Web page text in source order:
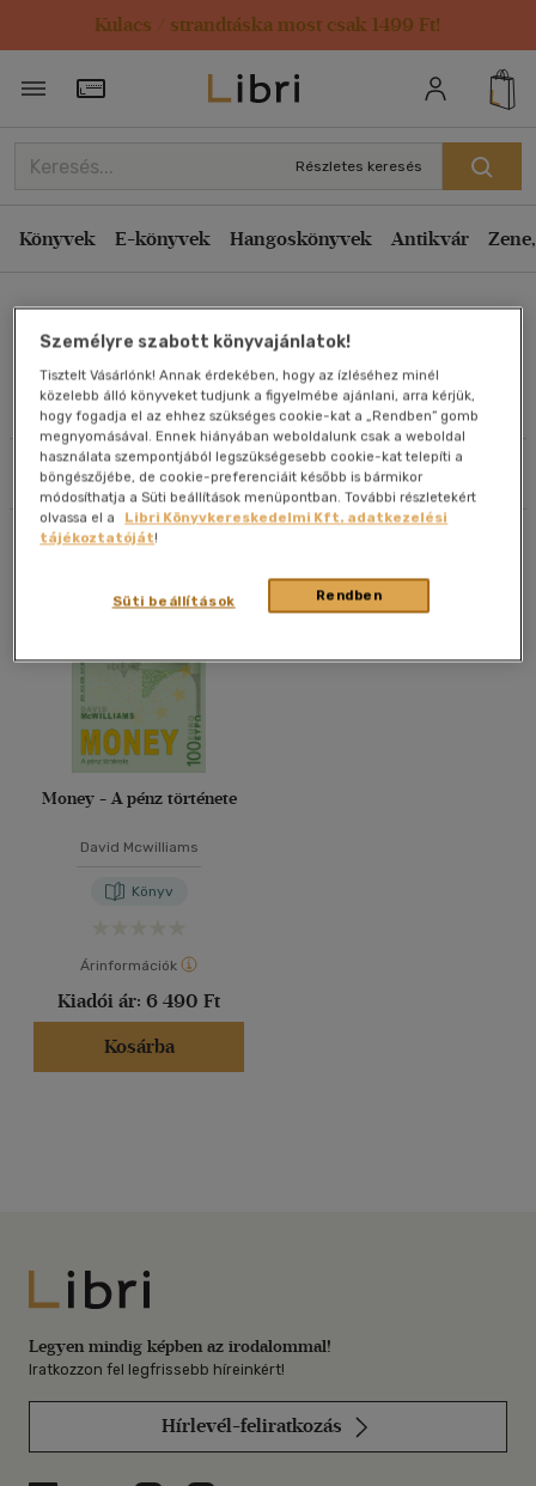
Kulacs / strandtáska most csak 1499 Ft!
Törzsvásárlói Kártya adatai
Részletes keresés
Könyvek E-könyvek Hangoskönyvek Antikvár
David Mcwilliams
Művei
Szűrés Rendezés
Rendezés
Kiadás éve szerint csökkenő
Ár szerint csökkenő
Eladott darabszám szerint csökkenő
Eladott darabszám szerint növekvő
Cím szerint A-Z
Szerző szerint A-Z
Megjelenítés
20 db / oldal
Alkalmaz
Money - A pénz története
David Mcwilliams
Könyv
Árinformációk
Kiadói ár: 6 490 Ft
Kosárba
Libri
Legyen mindig képben az irodalommal!
Iratkozzon fel legfrissebb híreinkért!
Hírlevél-feliratkozás
Személyre szabott könyvajánlatok!
Tisztelt Vásárlónk! Annak érdekében, hogy az ízléséhez minél
közelebb álló könyveket tudjunk a figyelmébe ajánlani, arra kérjük,
hogy fogadja el az ehhez szükséges cookie-kat a „Rendben” gomb
megnyomásával. Ennek hiányában weboldalunk csak a weboldal
használata szempontjából legszükségesebb cookie-kat telepíti a
böngészőjébe, de cookie-preferenciáit később is bármikor
módosíthatja a Süti beállítások menüpontban. További részletekért
olvassa el a
Libri Könyvkereskedelmi Kft. adatkezelési
tájékoztatóját!
Rendben
Süti beállítások